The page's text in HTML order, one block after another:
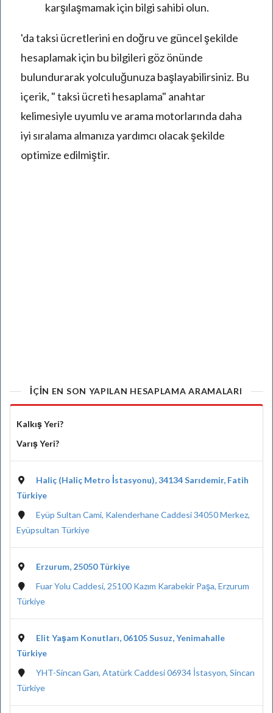
karşılaşmamak için bilgi sahibi olun.
'da taksi ücretlerini en doğru ve güncel şekilde
hesaplamak için bu bilgileri göz önünde
bulundurarak yolculuğunuza başlayabilirsiniz. Bu
içerik, " taksi ücreti hesaplama" anahtar
kelimesiyle uyumlu ve arama motorlarında daha
iyi sıralama almanıza yardımcı olacak şekilde
optimize edilmiştir.
IÇIN EN SON YAPILAN HESAPLAMA ARAMALARI
Kalkış Yeri?
Varış Yeri?
Haliç (Haliç Metro İstasyonu), 34134 Sarıdemir, Fatih
Türkiye
Eyüp Sultan Cami, Kalenderhane Caddesi 34050 Merkez,
Eyüpsultan Türkiye
Erzurum, 25050 Türkiye
Fuar Yolu Caddesi, 25100 Kazım Karabekir Paşa, Erzurum
Türkiye
Elit Yaşam Konutları, 06105 Susuz, Yenimahalle
Türkiye
YHT-Sincan Garı, Atatürk Caddesi 06934 İstasyon, Sincan
Türkiye